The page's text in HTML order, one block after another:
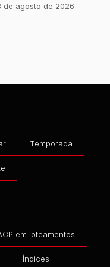
de agosto de 2026
Temporada
em loteamentos
Índices